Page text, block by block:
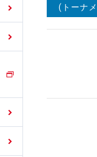
日程
大会・試合
男子ナショ
手・候補
女子ナシ
卓球の基本
協会会員登
卓球協会の
国際交流届
(トーナ